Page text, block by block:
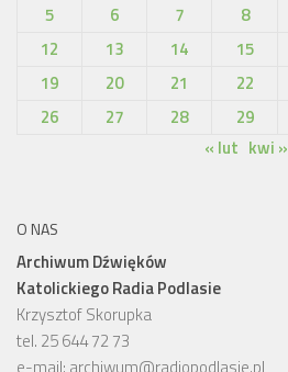
5
6 7 8
12
13 14 15
19
20 21 22
26
27 28 29
« lut kwi »
O NAS
Archiwum Dźwięków
Katolickiego Radia Podlasie
Krzysztof Skorupka
tel. 25 644 72 73
e-mail: archiwum@radiopodlasie.pl